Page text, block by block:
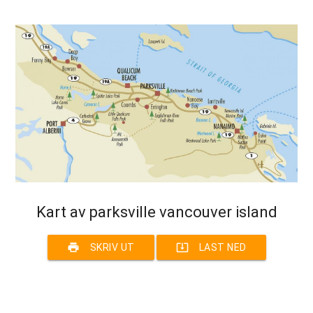
Kart av parksville vancouver island
print SKRIV UT system_update_alt LAST NED